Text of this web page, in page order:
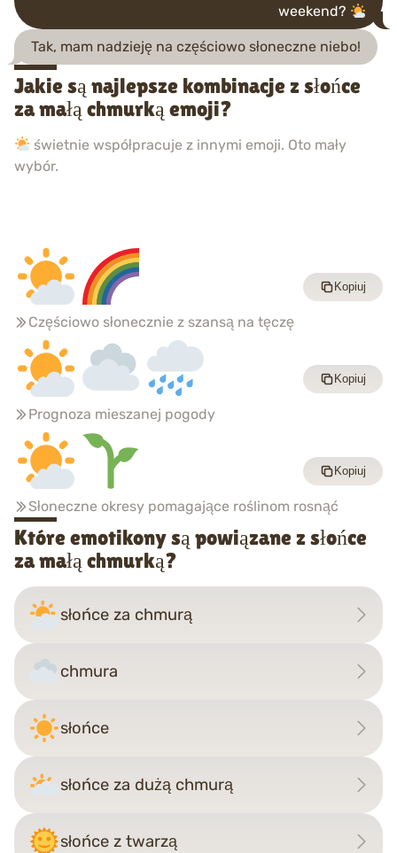
weekend?
Tak, mam nadzieję na częściowo słoneczne niebo!
Jakie są najlepsze kombinacje z słońce
za małą chmurką emoji?
świetnie współpracuje z innymi emoji. Oto mały
wybór.
Częściowo słonecznie z szansą na tęczę
Kopiuj
Prognoza mieszanej pogody
Kopiuj
Słoneczne okresy pomagające roślinom rosnąć
Kopiuj
Które emotikony są powiązane z słońce
za małą chmurką?
słońce za chmurą
chmura
słońce
słońce za dużą chmurą
słońce z twarzą